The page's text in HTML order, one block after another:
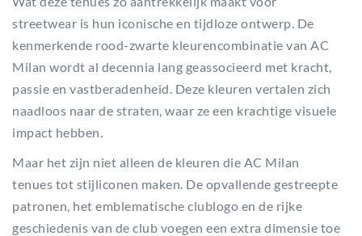
streetwear is hun iconische en tijdloze ontwerp. De
kenmerkende rood-zwarte kleurencombinatie van AC
Milan wordt al decennia lang geassocieerd met kracht,
passie en vastberadenheid. Deze kleuren vertalen zich
naadloos naar de straten, waar ze een krachtige visuele
impact hebben.
Maar het zijn niet alleen de kleuren die AC Milan
tenues tot stijliconen maken. De opvallende gestreepte
patronen, het emblematische clublogo en de rijke
geschiedenis van de club voegen een extra dimensie toe